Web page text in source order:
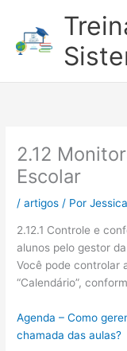
2.12
Escolar
/artigos / PorJessica
2.12.1 Controle e
alunos pelo gestor
Você pode controlar
“Calendário”,
Agenda – Como
chamada das aulas?